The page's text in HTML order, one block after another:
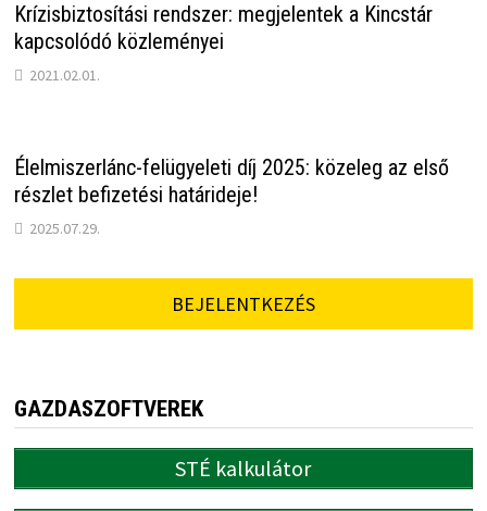
Krízisbiztosítási rendszer: megjelentek a Kincstár
kapcsolódó közleményei
2021.02.01.
Élelmiszerlánc-felügyeleti díj 2025: közeleg az első
részlet befizetési határideje!
2025.07.29.
BEJELENTKEZÉS
GAZDASZOFTVEREK
STÉ kalkulátor